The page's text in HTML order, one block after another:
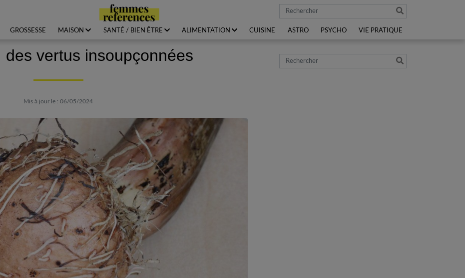
Rechercher
GROSSESSE MAISON SANTÉ / BIEN ÊTRE ALIMENTATION CUISINE ASTRO PSYCHO VIE PRATIQUE
des vertus insoupçonnées
Mis à jour le : 06/05/2024
Rechercher